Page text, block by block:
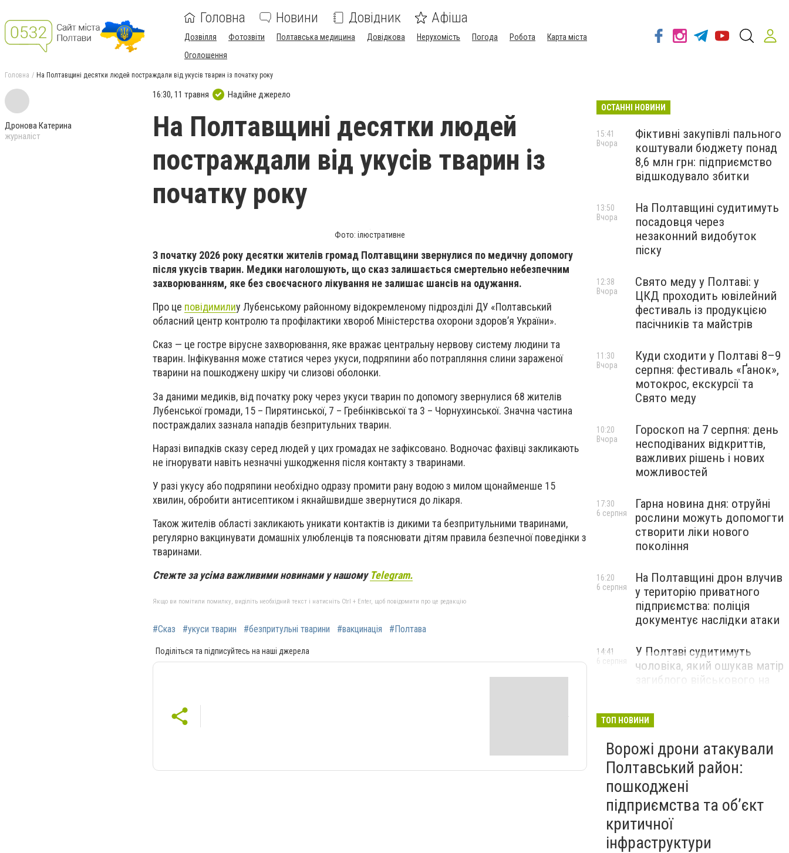
Головна Новини Довідник Афіша
Дозвілля Фотозвіти Полтавська медицина Довідкова Нерухомість Погода Робота
Карта міста
Оголошення
Головна На Полтавщині десятки людей постраждали від укусів тварин із початку року
Дронова Катерина
журналіст
16:30, 11 травня Надійне джерело
На Полтавщині десятки людей
постраждали від укусів тварин із
початку року
Фото: ілюстративне
З початку 2026 року десятки жителів громад Полтавщини звернулися по медичну допомогу
після укусів тварин. Медики наголошують, що сказ залишається смертельно небезпечним
захворюванням, яке без своєчасного лікування не залишає шансів на одужання.
Про це повідимилиу Лубенському районному відокремленому підрозділі ДУ «Полтавський
обласний центр контролю та профілактики хвороб Міністерства охорони здоров’я України».
Сказ — це гостре вірусне захворювання, яке вражає центральну нервову систему людини та
тварин. Інфікування може статися через укуси, подряпини або потрапляння слини зараженої
тварини на пошкоджену шкіру чи слизові оболонки.
За даними медиків, від початку року через укуси тварин по допомогу звернулися 68 жителів
Лубенської громади, 15 – Пирятинської, 7 – Гребінківської та 3 – Чорнухинської. Значна частина
постраждалих зазнала нападів безпритульних тварин.
Наразі випадків сказу серед людей у цих громадах не зафіксовано. Водночас фахівці закликають
не ігнорувати навіть незначні ушкодження після контакту з тваринами.
У разі укусу або подряпини необхідно одразу промити рану водою з милом щонайменше 15
хвилин, обробити антисептиком і якнайшвидше звернутися до лікаря.
Також жителів області закликають уникати контактів із дикими та безпритульними тваринами,
регулярно вакцинувати домашніх улюбленців та пояснювати дітям правила безпечної поведінки з
тваринами.
Стежте за усіма важливими новинами у нашому Telegram.
Якщо ви помітили помилку, виділіть необхідний текст і натисніть Ctrl + Enter, щоб повідомити про це редакцію
#Сказ #укуси тварин #безпритульні тварини #вакцинація #Полтава
Поділіться та підписуйтесь на наші джерела
ОСТАННІ НОВИНИ
Фіктивні закупівлі пального
коштували бюджету понад
8,6 млн грн: підприємство
відшкодувало збитки
15:41
Вчора
На Полтавщині судитимуть
посадовця через
незаконний видобуток
піску
13:50
Вчора
Свято меду у Полтаві: у
ЦКД проходить ювілейний
фестиваль із продукцією
пасічників та майстрів
12:38
Вчора
Куди сходити у Полтаві 8–9
серпня: фестиваль «Ґанок»,
мотокрос, екскурсії та
Свято меду
11:30
Вчора
Гороскоп на 7 серпня: день
несподіваних відкриттів,
важливих рішень і нових
можливостей
10:20
Вчора
Гарна новина дня: отруйні
рослини можуть допомогти
створити ліки нового
покоління
17:30
6 серпня
На Полтавщині дрон влучив
у територію приватного
підприємства: поліція
документує наслідки атаки
16:20
6 серпня
У Полтаві судитимуть
чоловіка, який ошукав матір
загиблого військового на
14:41
6 серпня
ТОП НОВИНИ
Ворожі дрони атакували
Полтавський район:
пошкоджені
підприємства та об’єкт
критичної
інфраструктури